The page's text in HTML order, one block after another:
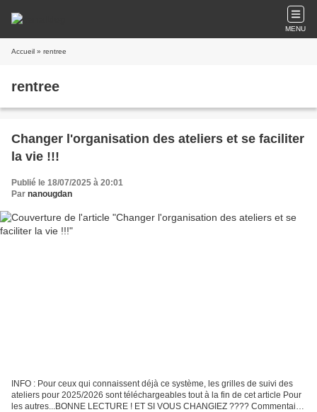
MENU
Accueil » rentree
rentree
Changer l'organisation des ateliers et se faciliter
la vie !!!
Publié le 18/07/2025 à 20:01
Par nanougdan
INFO : Pour ceux qui connaissent déjà ce système, les grilles de suivi des
ateliers pour 2025/2026 sont téléchargeables tout à la fin de cet article Pour
les autres...BONNE LECTURE ! ET SI VOUS CHANGIEZ ???? Commentaire